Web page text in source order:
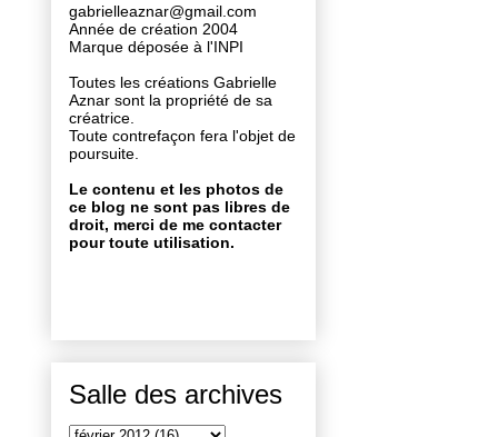
gabrielleaznar@gmail.com
Année de création 2004
Marque déposée à l'INPI
Toutes les créations Gabrielle
Aznar sont la propriété de sa
créatrice.
Toute contrefaçon fera l'objet de
poursuite.
Le contenu et les photos de
ce blog ne sont pas libres de
droit, merci de me contacter
pour toute utilisation.
Salle des archives